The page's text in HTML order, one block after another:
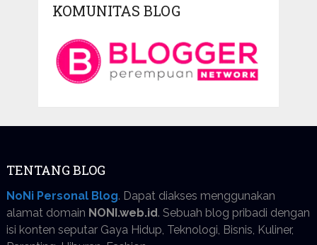
KOMUNITAS BLOG
TENTANG BLOG
NoNi Personal Blog. Dapat diakses menggunakan
alamat domain NONI.web.id. Sebuah blog pribadi dengan
isi konten seputar Gaya Hidup, Teknologi, Bisnis, Kuliner,